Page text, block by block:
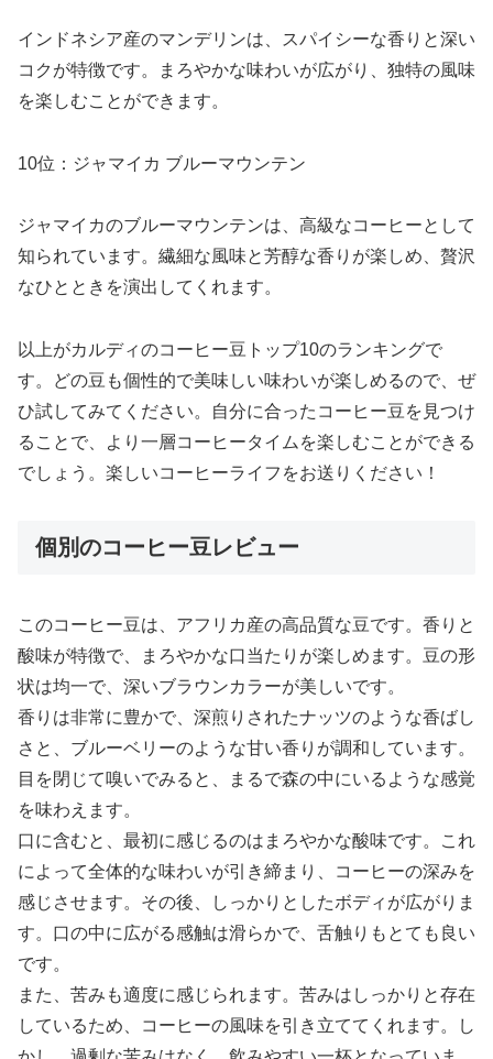
インドネシア産のマンデリンは、スパイシーな香りと深い
コクが特徴です。まろやかな味わいが広がり、独特の風味
を楽しむことができます。
10位：ジャマイカ ブルーマウンテン
ジャマイカのブルーマウンテンは、高級なコーヒーとして
知られています。繊細な風味と芳醇な香りが楽しめ、贅沢
なひとときを演出してくれます。
以上がカルディのコーヒー豆トップ10のランキングで
す。どの豆も個性的で美味しい味わいが楽しめるので、ぜ
ひ試してみてください。自分に合ったコーヒー豆を見つけ
ることで、より一層コーヒータイムを楽しむことができる
でしょう。楽しいコーヒーライフをお送りください！
個別のコーヒー豆レビュー
このコーヒー豆は、アフリカ産の高品質な豆です。香りと
酸味が特徴で、まろやかな口当たりが楽しめます。豆の形
状は均一で、深いブラウンカラーが美しいです。
香りは非常に豊かで、深煎りされたナッツのような香ばし
さと、ブルーベリーのような甘い香りが調和しています。
目を閉じて嗅いでみると、まるで森の中にいるような感覚
を味わえます。
口に含むと、最初に感じるのはまろやかな酸味です。これ
によって全体的な味わいが引き締まり、コーヒーの深みを
感じさせます。その後、しっかりとしたボディが広がりま
す。口の中に広がる感触は滑らかで、舌触りもとても良い
です。
また、苦みも適度に感じられます。苦みはしっかりと存在
しているため、コーヒーの風味を引き立ててくれます。し